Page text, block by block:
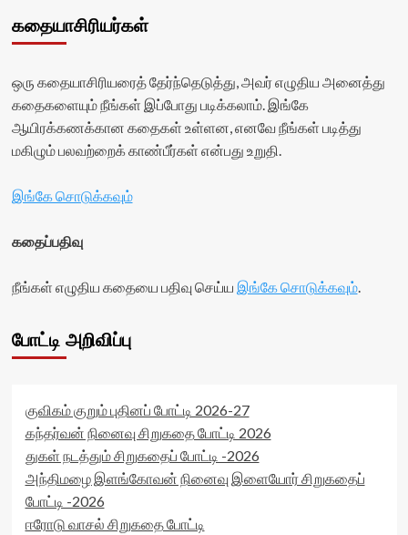
கதையாசிரியர்கள்
ஒரு கதையாசிரியரைத் தேர்ந்தெடுத்து, அவர் எழுதிய அனைத்து
கதைகளையும் நீங்கள் இப்போது படிக்கலாம். இங்கே
ஆயிரக்கணக்கான கதைகள் உள்ளன, எனவே நீங்கள் படித்து
மகிழும் பலவற்றைக் காண்பீர்கள் என்பது உறுதி.
இங்கே சொடுக்கவும்
கதைப்பதிவு
நீங்கள் எழுதிய கதையை பதிவு செய்ய இங்கே சொடுக்கவும்.
போட்டி அறிவிப்பு
குவிகம் குறும் புதினப் போட்டி 2026-27
கந்தர்வன் நினைவு சிறுகதை போட்டி 2026
துகள் நடத்தும் சிறுகதைப் போட்டி -2026
அந்திமழை இளங்கோவன் நினைவு இளையோர் சிறுகதைப்
போட்டி -2026
ஈரோடு வாசல் சிறுகதை போட்டி